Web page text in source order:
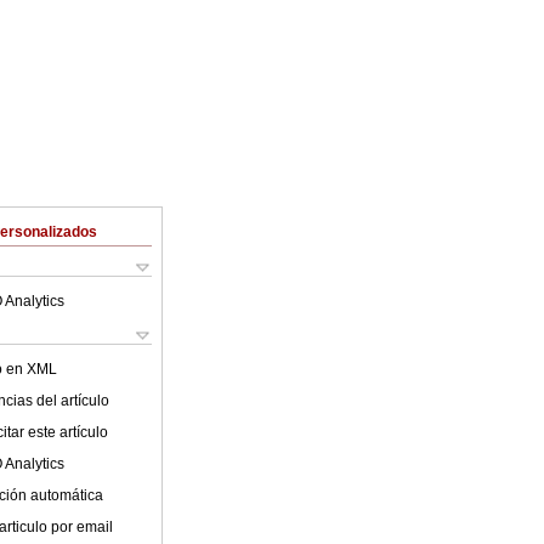
Analytics
en XML
del artículo
este artículo
Analytics
automática
por email